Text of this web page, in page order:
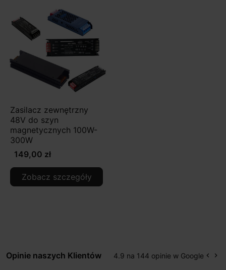
Zasilacz zewnętrzny
48V do szyn
magnetycznych 100W-
300W
149,00 zł
Zobacz szczegóły
Opinie naszych Klientów 4.9 na 144 opinie w Google keyboard_arrow_left keyboard_arrow_right